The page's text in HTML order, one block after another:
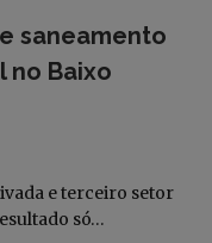
saneamento
no Baixo
e terceiro setor
só…